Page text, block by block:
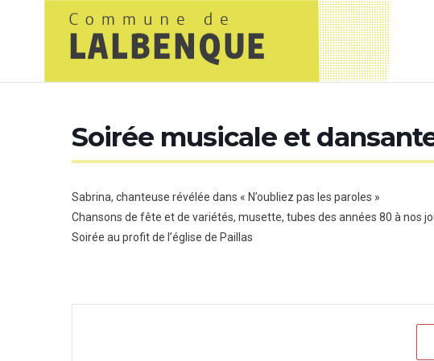
Soirée musicale et
Sabrina, chanteuse révélée dans « N’oubliez pas les paroles »
Chansons de fête et de variétés, musette, tubes des années 80 à nos
Soirée au profit de l’église de Paillas